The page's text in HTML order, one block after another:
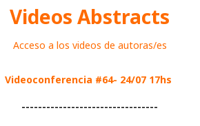
Videos Abstracts
Acceso a los videos de autoras/es
Videoconferencia #64- 24/07 17hs
---------------------------------